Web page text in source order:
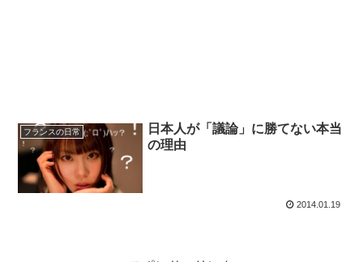
フランスの日常
日本人が「議論」に勝てない本当
の理由
2014.01.19